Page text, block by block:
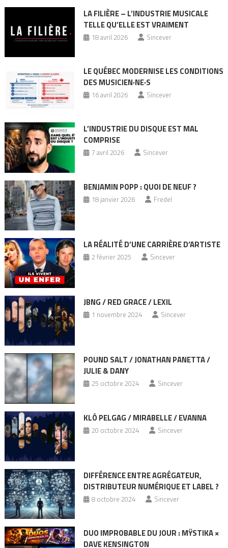
LA FILIÈRE – L’INDUSTRIE MUSICALE
TELLE QU’ELLE EST VRAIMENT
18 avril 2026 Sincever
LE QUÉBEC MODERNISE LES CONDITIONS
DES MUSICIEN·NE·S
16 avril 2026 Sincever
L’INDUSTRIE DU DISQUE EST MAL
COMPRISE
7 avril 2026 Sincever
BENJAMIN POPP : QUOI DE NEUF ?
18 janvier 2026 Fredel
LA RÉALITÉ D’UNE CARRIÈRE D’ARTISTE
2 février 2025 Sincever
JBNG / RED GRACE / LEXIL
1 novembre 2024 Sincever
POUND SALT / JONATHAN PANETTA /
JULIE & DANY
25 octobre 2024 Sincever
KLÔ PELGAG / MIRABELLE / EVANNA
20 octobre 2024 Sincever
DIFFÉRENCE ENTRE AGRÉGATEUR,
DISTRIBUTEUR NUMÉRIQUE ET LABEL ?
8 octobre 2024 Sincever
DUO IMPROBABLE DU JOUR : MŸSTIKA ×
DAVE KENSINGTON